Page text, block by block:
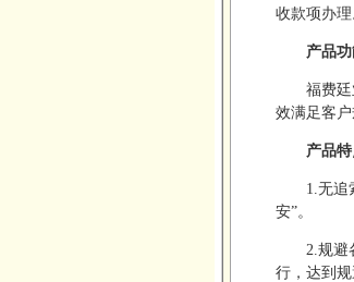
收款项办理
产品
福费
效满足客
产品
1.无追
安”。
2.规避
行，达到规